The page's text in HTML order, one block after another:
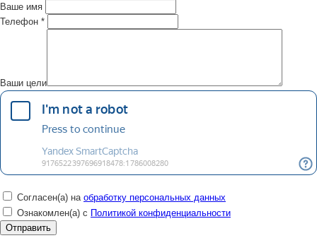
Ваше имя
Телефон *
Ваши цели
Согласен(а) на обработку персональных данных
Ознакомлен(а) с Политикой конфиденциальности